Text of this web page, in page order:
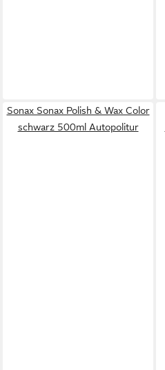
Sonax Sonax Polish & Wax Color
schwarz 500ml Autopolitur